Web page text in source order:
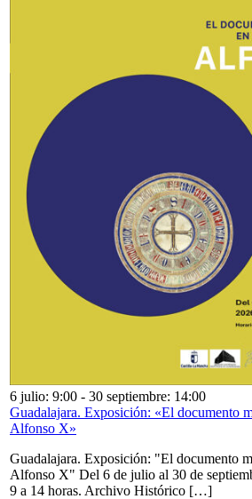
6 julio: 9:00 - 30 septiembre: 14:00
Guadalajara. Exposición: «El documento
Alfonso X»
Guadalajara. Exposición: "El documento
Alfonso X" Del 6 de julio al 30 de
9 a 14 horas. Archivo Histórico […]